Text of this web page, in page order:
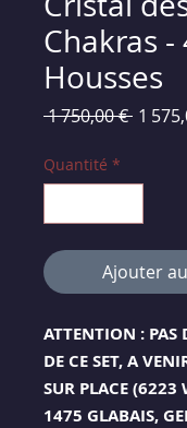
Chakras -
Housses
1 750,00 € Prix
1
Quantité *
Ajouter
ATTENTION : PAS
DE CE SET, A
SUR PLACE (6223
1475 GLABAIS,